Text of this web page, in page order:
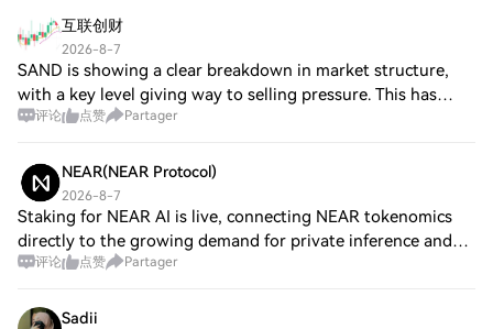
互联创财
2026-8-7
SAND is showing a clear breakdown in market structure,
with a key level giving way to selling pressure. This has
opened up a shorting opportunity with defined risk. 🔴
评论 点赞 Partager
NEAR(NEAR Protocol)
2026-8-7
Staking for NEAR AI is live, connecting NEAR tokenomics
directly to the growing demand for private inference and
agent hosting. AI usage denominated through staking
评论 点赞 Partager
Sadii